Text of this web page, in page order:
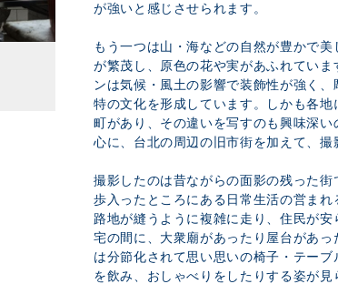
が強いと感じさせられます。
もう一つは山・海などの自然が豊かで
が繁茂し、原色の花や実があふれていま
ンは気候・風土の影響で装飾性が強く
特の文化を形成しています。しかも各
町があり、その違いを写すのも興味深
心に、台北の周辺の旧市街を加えて、撮
撮影したのは昔ながらの面影の残った
歩入ったところにある日常生活の営ま
路地が縫うように複雑に走り、住民が
宅の間に、大衆廟があったり屋台があ
は分節化されて思い思いの椅子・テー
を飲み、おしゃべりをしたりする姿が